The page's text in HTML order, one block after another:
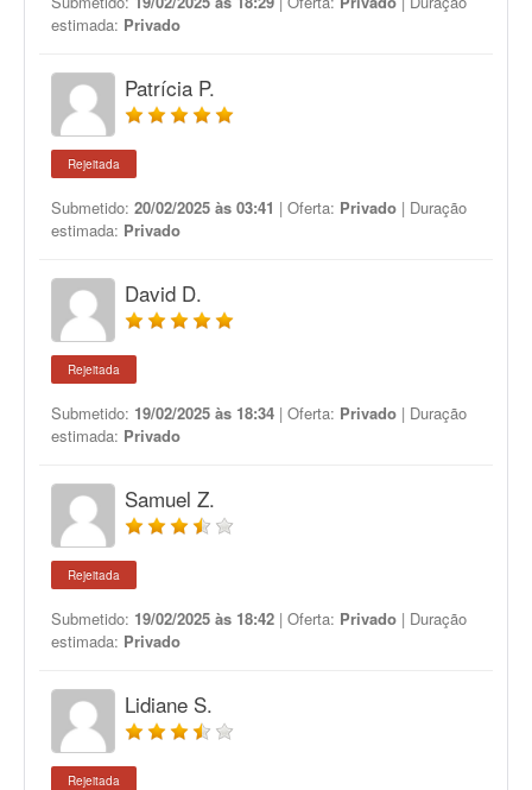
estimada: Privado
Patrícia P.
Rejeitada
Submetido: 20/02/2025 às 03:41 | Oferta: Privado | Duração
estimada: Privado
David D.
Rejeitada
Submetido: 19/02/2025 às 18:34 | Oferta: Privado | Duração
estimada: Privado
Samuel Z.
Rejeitada
Submetido: 19/02/2025 às 18:42 | Oferta: Privado | Duração
estimada: Privado
Lidiane S.
Rejeitada